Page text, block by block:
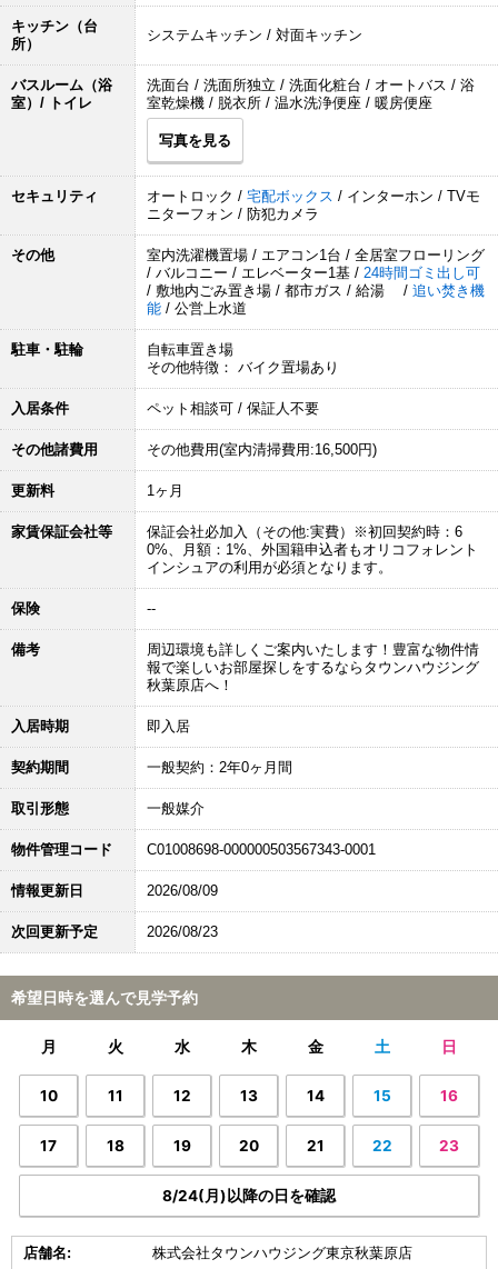
キッチン（台
所）
システムキッチン / 対面キッチン
バスルーム（浴
室）/ トイレ
洗面台 / 洗面所独立 / 洗面化粧台 / オートバス / 浴
室乾燥機 / 脱衣所 / 温水洗浄便座 / 暖房便座
写真を見る
セキュリティ オートロック / 宅配ボックス / インターホン / TVモ
ニターフォン / 防犯カメラ
その他
室内洗濯機置場 / エアコン1台 / 全居室フローリング
/ バルコニー / エレベーター1基 / 24時間ゴミ出し可
/ 敷地内ごみ置き場 / 都市ガス / 給湯 / 追い焚き機
能 / 公営上水道
駐車・駐輪
自転車置き場
その他特徴： バイク置場あり
入居条件 ペット相談可 / 保証人不要
その他諸費用 その他費用(室内清掃費用:16,500円)
更新料 1ヶ月
家賃保証会社等
保証会社必加入（その他:実費）※初回契約時：6
0%、月額：1%、外国籍申込者もオリコフォレント
インシュアの利用が必須となります。
保険 --
備考
周辺環境も詳しくご案内いたします！豊富な物件情
報で楽しいお部屋探しをするならタウンハウジング
秋葉原店へ！
入居時期 即入居
契約期間 一般契約：2年0ヶ月間
取引形態 一般媒介
物件管理コード C01008698-000000503567343-0001
情報更新日 2026/08/09
次回更新予定 2026/08/23
希望日時を選んで見学予約
月 火 水 木 金 土 日
10 11 12 13 14 15 16
17 18 19 20 21 22 23
8/24(月)以降の日を確認
店舗名: 株式会社タウンハウジング東京秋葉原店